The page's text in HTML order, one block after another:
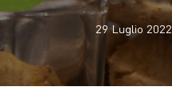
29 Luglio 2022